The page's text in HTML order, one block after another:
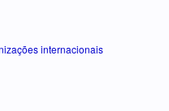
internacionais